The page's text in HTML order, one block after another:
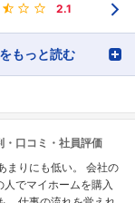
2.1
もっと読む
・口コミ・社員評価
まりにも低い。 会社の
でマイホームを購入